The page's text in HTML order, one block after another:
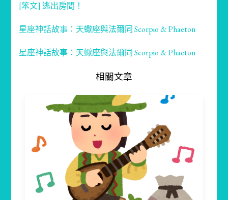
[笨文] 逃出房間！
星座神話故事：天蠍座與法爾同 Scorpio & Phaeton
星座神話故事：天蠍座與法爾同 Scorpio & Phaeton
相關文章